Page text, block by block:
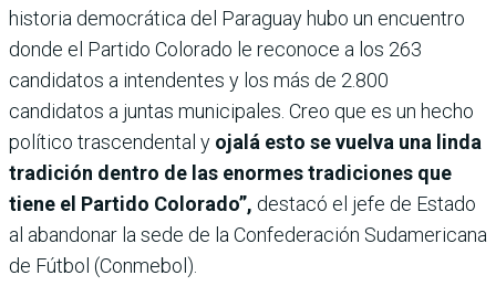
historia democrática del Paraguay hubo un encuentro
donde el Partido Colorado le reconoce a los 263
candidatos a intendentes y los más de 2.800
candidatos a juntas municipales. Creo que es un hecho
político trascendental y ojalá esto se vuelva una linda
tradición dentro de las enormes tradiciones que
tiene el Partido Colorado”, destacó el jefe de Estado
al abandonar la sede de la Confederación Sudamericana
de Fútbol (Conmebol).